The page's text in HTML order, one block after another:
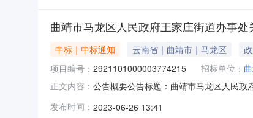
曲靖市马龙区人民政府王家庄街道办事
中标｜中标通知 云南省｜曲靖市｜马龙区
项目编号： 2921101000003774215 招标单位：
正文内容： 公告概要公告标题：曲靖市马龙区人民
人民政府王家庄街道办事处关于印刷服务
发布时间： 2023-06-26 13:41